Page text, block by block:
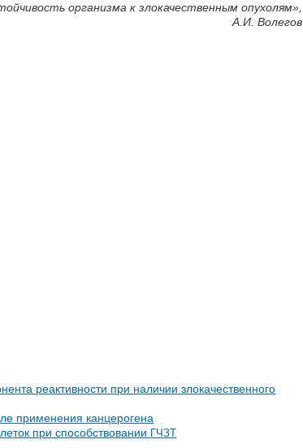
организма к злокачественным опухолям»,
А.И. Волегов
реактивности при наличии злокачественного
применения канцерогена
при способствовании
ГЧЗТ